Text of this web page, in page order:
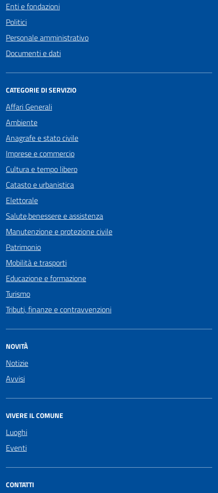
Enti e fondazioni
Politici
Personale amministrativo
Documenti e dati
CATEGORIE DI SERVIZIO
Affari Generali
Ambiente
Anagrafe e stato civile
Imprese e commercio
Cultura e tempo libero
Catasto e urbanistica
Elettorale
Salute,benessere e assistenza
Manutenzione e protezione civile
Patrimonio
Mobilità e trasporti
Educazione e formazione
Turismo
Tributi, finanze e contravvenzioni
NOVITÀ
Notizie
Avvisi
VIVERE IL COMUNE
Luoghi
Eventi
CONTATTI